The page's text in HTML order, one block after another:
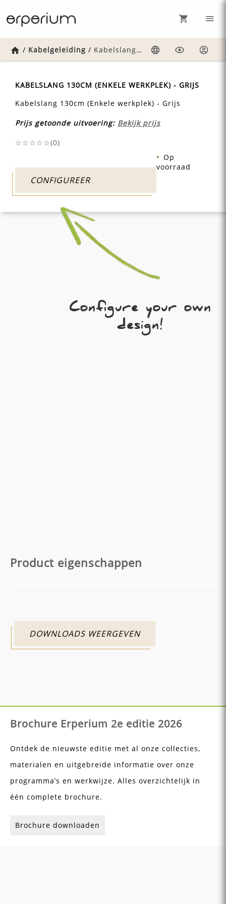
Home
/ Kabelgeleiding / Kabelslang-130cm-enkele-werkplek-grijs
KABELSLANG 130CM (ENKELE WERKPLEK) - GRIJS
Kabelslang 130cm (Enkele werkplek) - Grijs
Prijs getoonde uitvoering: Bekijk prijs
☆☆☆☆☆(0)
CONFIGUREER
Op
voorraad
Configure your own
design!
Product eigenschappen
DOWNLOADS WEERGEVEN
Brochure Erperium 2e editie 2026
Ontdek de nieuwste editie met al onze collecties,
materialen en uitgebreide informatie over onze
programma’s en werkwijze. Alles overzichtelijk in
één complete brochure.
Brochure downloaden